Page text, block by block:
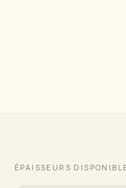
ÉPAISSEURS